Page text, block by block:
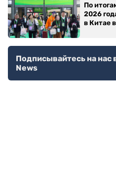
По
2026
в Китае
Подписывайтесь на нас
News